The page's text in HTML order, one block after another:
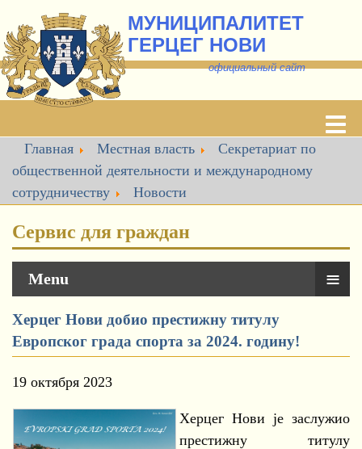
МУНИЦИПАЛИТЕТ
ГЕРЦЕГ НОВИ
официальный сайт
Главная Местная власть
Секретариат по
общественной деятельности и международному
сотрудничеству
Новости
Сервис для граждан
Menu ≡
Херцег Нови добио престижну титулу
Европског града спорта за 2024. годину!
19 октября 2023
Херцег Нови је заслужио
престижну титулу